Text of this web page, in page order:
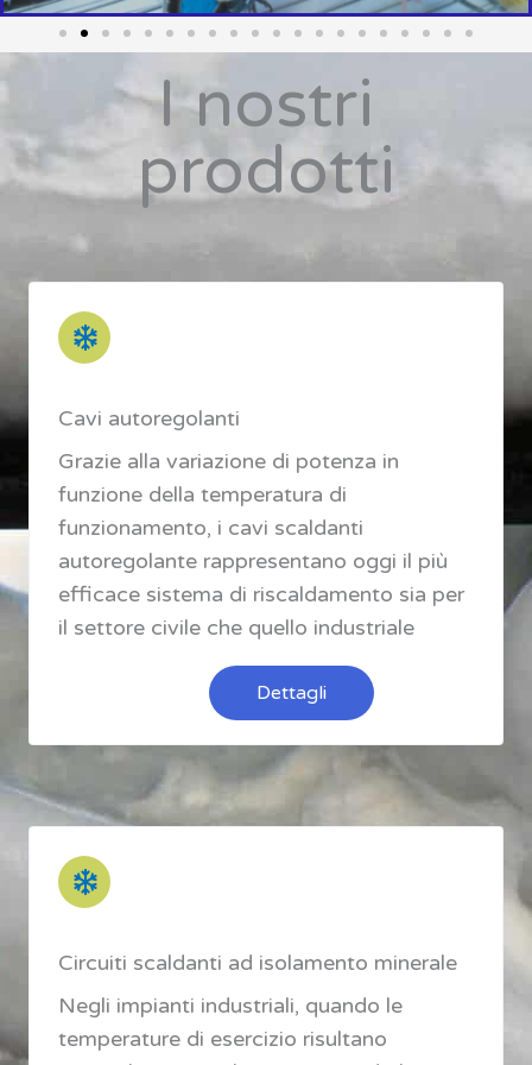
I nostri
prodotti
Cavi autoregolanti
Grazie alla variazione di potenza in
funzione della temperatura di
funzionamento, i cavi scaldanti
autoregolante rappresentano oggi il più
efficace sistema di riscaldamento sia per
il settore civile che quello industriale
Dettagli
Circuiti scaldanti ad isolamento minerale
Negli impianti industriali, quando le
temperature di esercizio risultano